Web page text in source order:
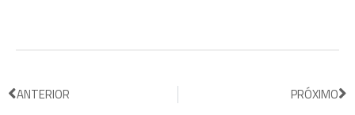
ANTERIOR PRÓXIMO